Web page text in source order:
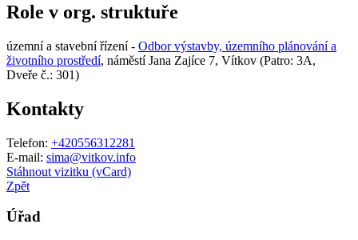
Role v org. struktuře
územní a stavební řízení - Odbor výstavby, územního plánování a
životního prostředí, náměstí Jana Zajíce 7, Vítkov (Patro: 3A,
Dveře č.: 301)
Kontakty
Telefon: +420556312281
E-mail: sima@vitkov.info
Stáhnout vizitku (vCard)
Zpět
Úřad